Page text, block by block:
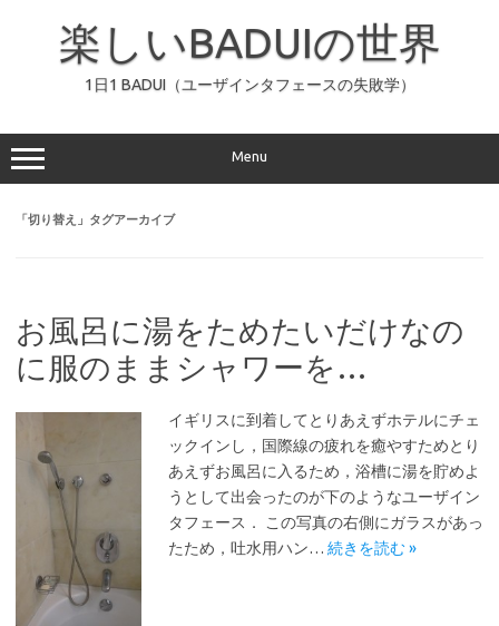
ッ
プ
楽しいBADUIの世界
1日1 BADUI（ユーザインタフェースの失敗学）
Menu
「切り替え 」タグアーカイブ
お風呂に湯をためたいだけなの
に服のままシャワーを…
イギリスに到着してとりあえずホテルにチェ
ックインし，国際線の疲れを癒やすためとり
あえずお風呂に入るため，浴槽に湯を貯めよ
うとして出会ったのが下のようなユーザイン
タフェース． この写真の右側にガラスがあっ
たため，吐水用ハン… 続きを読む »